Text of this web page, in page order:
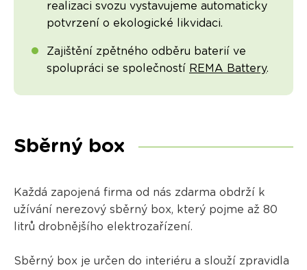
realizaci svozu vystavujeme automaticky
potvrzení o ekologické likvidaci.
Zajištění zpětného odběru baterií ve
spolupráci se společností REMA Battery.
Sběrný box
Každá zapojená firma od nás zdarma obdrží k
užívání nerezový sběrný box, který pojme až 80
litrů drobnějšího elektrozařízení.
Sběrný box je určen do interiéru a slouží zpravidla